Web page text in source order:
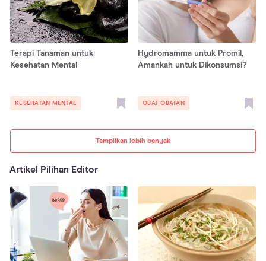
Tampilkan lebih banyak
Terapi Tanaman untuk
Kesehatan Mental
KESEHATAN MENTAL
Hydromamma untuk Promil,
Amankah untuk Dikonsumsi?
OBAT-OBATAN
Artikel Pilihan Editor